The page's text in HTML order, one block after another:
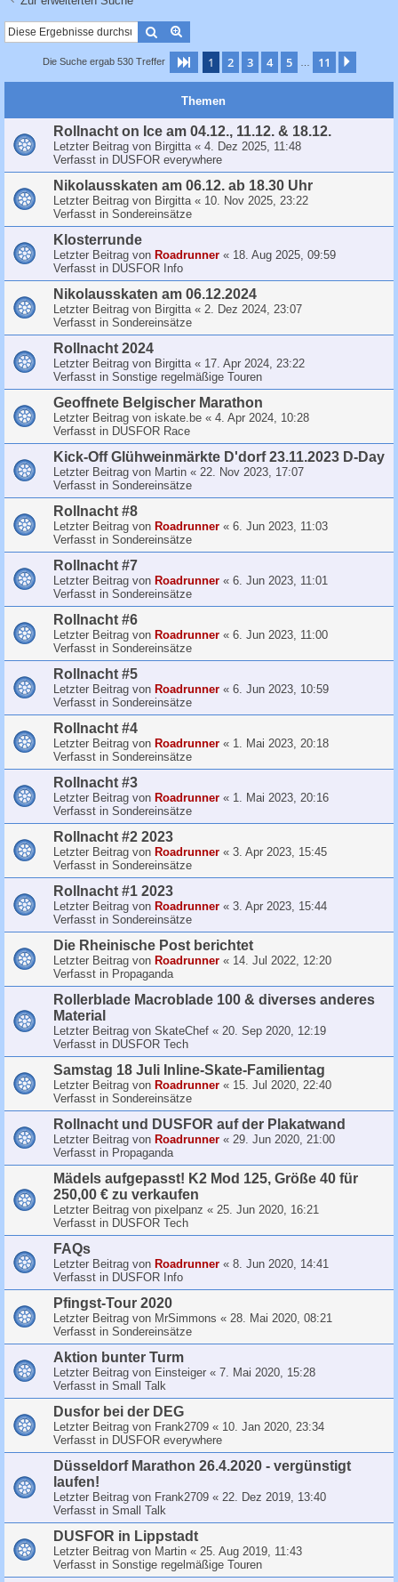
Suche
Die Suche ergab 530 Treffer Seite 1von 11
1 2 3 4 5 11
Themen
Rollnacht on Ice am 04.12., 11.12. & 18.12.
Letzter Beitrag von Birgitta« 4. Dez 2025, 11:48
Verfasst in DUSFOR everywhere
Nikolausskaten am 06.12. ab 18.30 Uhr
Letzter Beitrag von Birgitta« 10. Nov 2025, 23:22
Verfasst in Sondereinsätze
Klosterrunde
Letzter Beitrag von Roadrunner « 18. Aug 2025, 09:59
Verfasst in DUSFOR Info
Nikolausskaten am 06.12.2024
Letzter Beitrag von Birgitta« 2. Dez 2024, 23:07
Verfasst in Sondereinsätze
Rollnacht 2024
Letzter Beitrag von Birgitta« 17. Apr 2024, 23:22
Verfasst in Sonstige regelmäßige Touren
Geoffnete Belgischer Marathon
Letzter Beitrag von iskate.be « 4. Apr 2024, 10:28
Verfasst in DUSFOR Race
Kick-Off Glühweinmärkte D'dorf 23.11.2023 D-Day
Letzter Beitrag von Martin « 22. Nov 2023, 17:07
Verfasst in Sondereinsätze
Rollnacht #8
Letzter Beitrag von Roadrunner « 6. Jun 2023, 11:03
Verfasst in Sondereinsätze
Rollnacht #7
Letzter Beitrag von Roadrunner « 6. Jun 2023, 11:01
Verfasst in Sondereinsätze
Rollnacht #6
Letzter Beitrag von Roadrunner « 6. Jun 2023, 11:00
Verfasst in Sondereinsätze
Rollnacht #5
Letzter Beitrag von Roadrunner « 6. Jun 2023, 10:59
Verfasst in Sondereinsätze
Rollnacht #4
Letzter Beitrag von Roadrunner « 1. Mai 2023, 20:18
Verfasst in Sondereinsätze
Rollnacht #3
Letzter Beitrag von Roadrunner « 1. Mai 2023, 20:16
Verfasst in Sondereinsätze
Rollnacht #2 2023
Letzter Beitrag von Roadrunner « 3. Apr 2023, 15:45
Verfasst in Sondereinsätze
Rollnacht #1 2023
Letzter Beitrag von Roadrunner « 3. Apr 2023, 15:44
Verfasst in Sondereinsätze
Die Rheinische Post berichtet
Letzter Beitrag von Roadrunner « 14. Jul 2022, 12:20
Verfasst in Propaganda
Rollerblade Macroblade 100 & diverses anderes
Material
Letzter Beitrag von SkateChef « 20. Sep 2020, 12:19
Verfasst in DUSFOR Tech
Samstag 18 Juli Inline-Skate-Familientag
Letzter Beitrag von Roadrunner « 15. Jul 2020, 22:40
Verfasst in Sondereinsätze
Rollnacht und DUSFOR auf der Plakatwand
Letzter Beitrag von Roadrunner « 29. Jun 2020, 21:00
Verfasst in Propaganda
Mädels aufgepasst! K2 Mod 125, Größe 40 für
250,00 € zu verkaufen
Letzter Beitrag von pixelpanz « 25. Jun 2020, 16:21
Verfasst in DUSFOR Tech
FAQs
Letzter Beitrag von Roadrunner « 8. Jun 2020, 14:41
Verfasst in DUSFOR Info
Pfingst-Tour 2020
Letzter Beitrag von MrSimmons « 28. Mai 2020, 08:21
Verfasst in Sondereinsätze
Aktion bunter Turm
Letzter Beitrag von Einsteiger « 7. Mai 2020, 15:28
Verfasst in Small Talk
Dusfor bei der DEG
Letzter Beitrag von Frank2709 « 10. Jan 2020, 23:34
Verfasst in DUSFOR everywhere
Düsseldorf Marathon 26.4.2020 - vergünstigt
laufen!
Letzter Beitrag von Frank2709 « 22. Dez 2019, 13:40
Verfasst in Small Talk
DUSFOR in Lippstadt
Letzter Beitrag von Martin « 25. Aug 2019, 11:43
Verfasst in Sonstige regelmäßige Touren